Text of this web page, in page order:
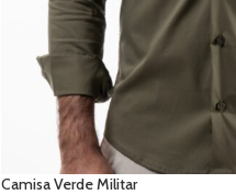
Camisa Verde Militar